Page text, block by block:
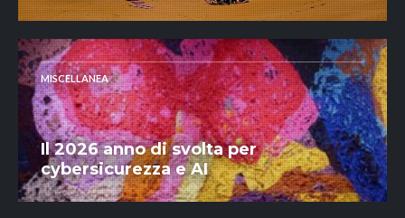
MISCELLANEA
Il 2026 anno di svolta per
cybersicurezza e AI